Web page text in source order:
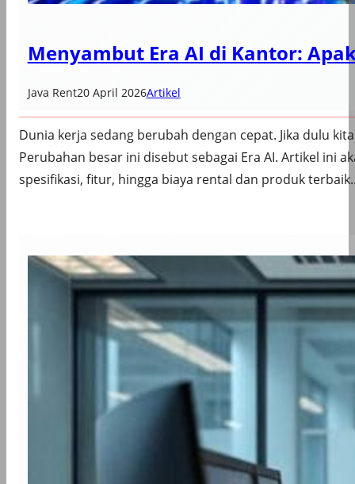
Menyambut Era AI di Kantor:
Java Rent20 April 2026Artikel
Dunia kerja sedang berubah dengan cepat. Jika dulu
Perubahan besar ini disebut sebagai Era AI. Artikel ini
spesifikasi, fitur, hingga biaya rental dan produk